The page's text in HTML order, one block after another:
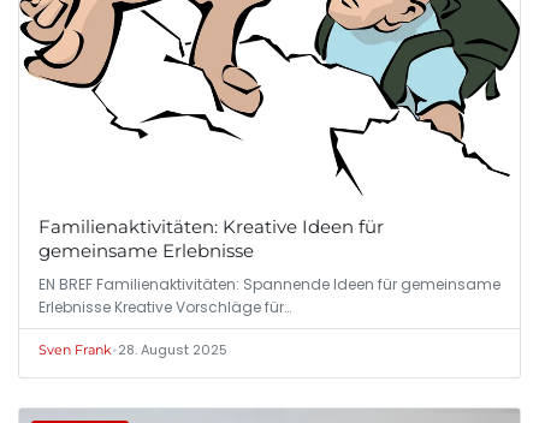
Familienaktivitäten: Kreative Ideen für
gemeinsame Erlebnisse
EN BREF Familienaktivitäten: Spannende Ideen für gemeinsame
Erlebnisse Kreative Vorschläge für…
Sven Frank•28. August 2025